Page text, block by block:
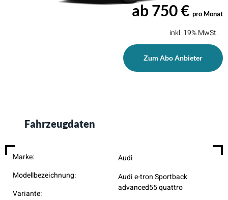
ab 750 € pro Monat
inkl. 19% MwSt.
Zum Abo Anbieter
Fahrzeugdaten
Marke:
Modellbezeichnung:
Variante:
Audi
Audi e-tron Sportback
advanced55 quattro